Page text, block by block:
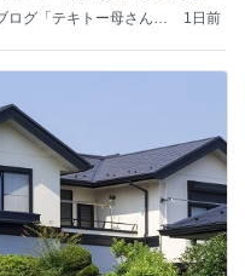
グ「テキトー母さんの
1日前